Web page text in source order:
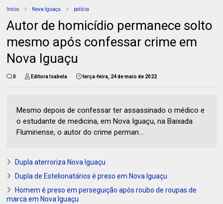
Início Nova Iguaçu polícia
Autor de homicídio permanece solto
mesmo após confessar crime em
Nova Iguaçu
0 Editora Isabela terça-feira, 24 de maio de 2022
Mesmo depois de confessar ter assassinado o médico e
o estudante de medicina, em Nova Iguaçu, na Baixada
Fluminense, o autor do crime perman...
Dupla aterroriza Nova Iguaçu
Dupla de Estelionatários é preso em Nova Iguaçu
Homem é preso em perseguição após roubo de roupas de
marca em Nova Iguaçu